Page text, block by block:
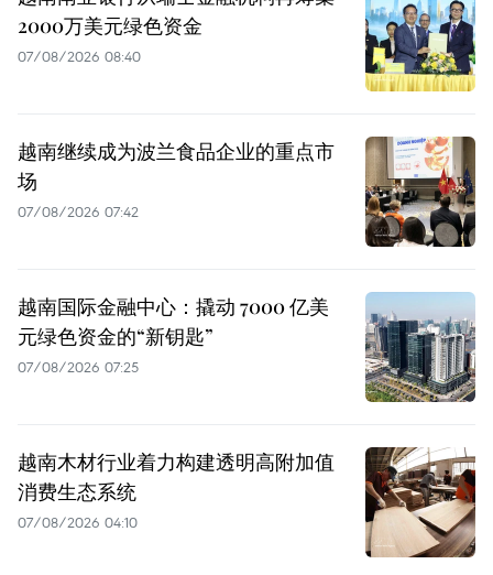
2000万美元绿色资金
07/08/2026 08:40
越南继续成为波兰食品企业的重点市
场
07/08/2026 07:42
越南国际金融中心：撬动 7000 亿美
元绿色资金的“新钥匙”
07/08/2026 07:25
越南木材行业着力构建透明高附加值
消费生态系统
07/08/2026 04:10